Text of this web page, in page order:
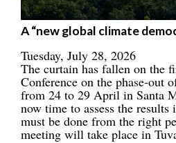
A “new global climate
Tuesday, July 28, 2026
The curtain has fallen on the
Conference on the phase-out
from 24 to 29 April in Santa
now time to assess the
must be done from the right
meeting will take place in